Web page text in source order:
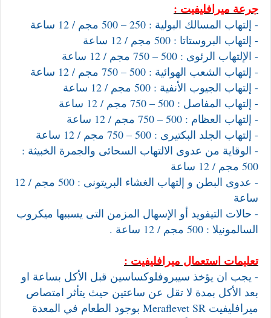
جرعة ميرافليفيت :
- إلتهاب المسالك البولية : 250 – 500 مجم / 12 ساعة
- إلتهاب البروستاتا : 500 مجم / 12 ساعة
- الإلتهاب الرئوى : 500 – 750 مجم / 12 ساعة
- إلتهاب الشعب الهوائية : 500 – 750 مجم / 12 ساعة
- إلتهاب الجيوب الأنفية : 500 مجم / 12 ساعة
- إلتهاب المفاصل : 500 – 750 مجم / 12 ساعة
- إلتهاب العظام : 500 – 750 مجم / 12 ساعة
- إلتهاب الجلد البكتيرى : 500 – 750 مجم / 12 ساعة
- الوقاية من عدوى الالتهاب السحائى والجمرة الخبيثة :
500 مجم / 12 ساعة
- عدوى البطن و إلتهاب الغشاء البريتونى : 500 مجم / 12
ساعة
- حالات التيفويد أو الإسهال المزمن التى يسببها ميكروب
السالمونيلا : 500 مجم / 12 ساعة .
تعليمات استعمال ميرافليفيت :
- يجب ان يؤخذ سيبروفلوكساسين قبل الأكل بساعة او
بعد الأكل بمدة لا تقل عن ساعتين حيث يتأثر امتصاص
ميرافليفيت Meraflevet SR بوجود الطعام في المعدة